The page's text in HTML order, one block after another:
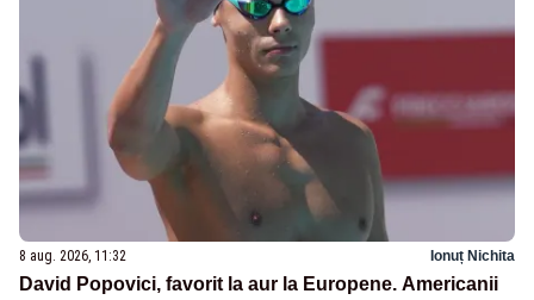
8 aug. 2026, 11:32 Ionuț Nichita
David Popovici, favorit la aur la Europene. Americanii